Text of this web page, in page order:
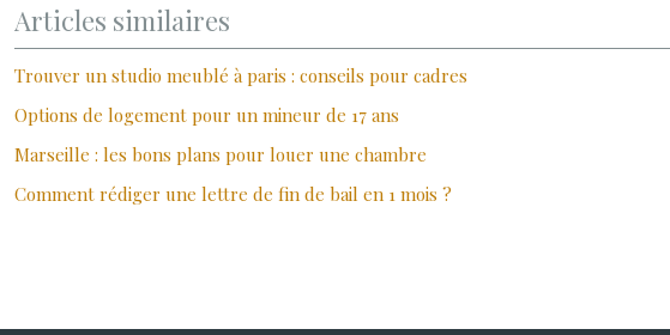
Articles similaires
Trouver un studio meublé à paris : conseils pour cadres
Options de logement pour un mineur de 17 ans
Marseille : les bons plans pour louer une chambre
Comment rédiger une lettre de fin de bail en 1 mois ?